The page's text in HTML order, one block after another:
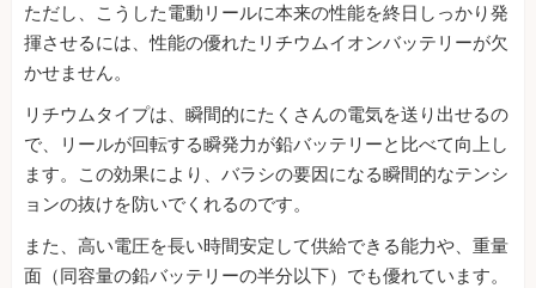
ただし、こうした電動リールに本来の性能を終日しっかり発
揮させるには、性能の優れたリチウムイオンバッテリーが欠
かせません。
リチウムタイプは、瞬間的にたくさんの電気を送り出せるの
で、リールが回転する瞬発力が鉛バッテリーと比べて向上し
ます。この効果により、バラシの要因になる瞬間的なテンシ
ョンの抜けを防いでくれるのです。
また、高い電圧を長い時間安定して供給できる能力や、重量
面（同容量の鉛バッテリーの半分以下）でも優れています。